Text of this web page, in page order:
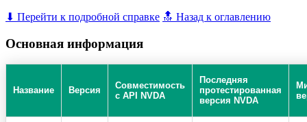
⬇ Перейти к подробной справке 🔝 Назад к оглавлению
Основная информация
Название Версия
Совместимость
с API NVDA
Последняя
протестированная
версия NVDA